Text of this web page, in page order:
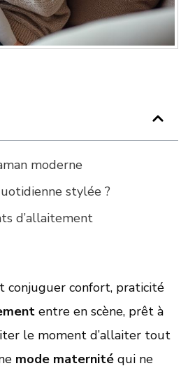
moderne
stylée ?
d’allaitement
conjuguer confort, praticité
entre en scène, prêt à
le moment d’allaiter tout
mode maternité qui ne